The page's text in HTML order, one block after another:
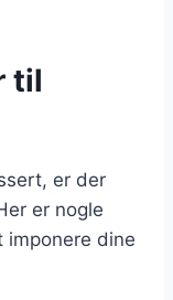
til
er der
er nogle
dine